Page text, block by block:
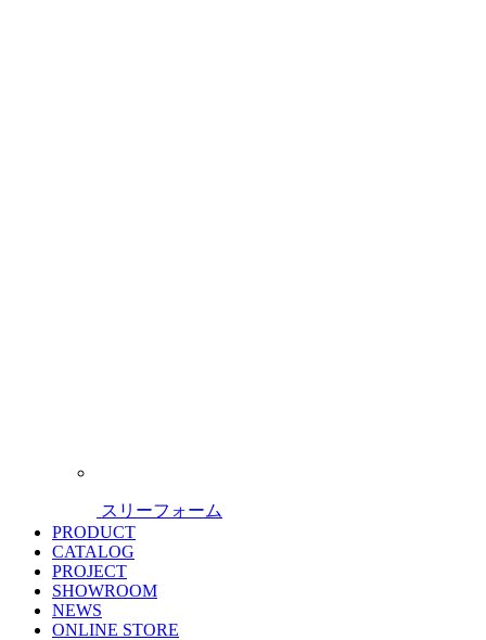
スリーフォーム
PRODUCT
CATALOG
PROJECT
SHOWROOM
NEWS
ONLINE STORE